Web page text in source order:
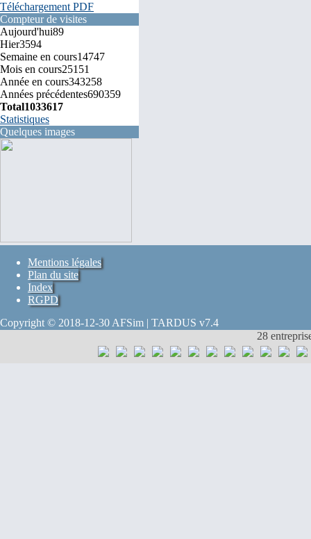
Téléchargement PDF
Compteur de visites
Aujourd'hui89
Hier3594
Semaine en cours14747
Mois en cours25151
Année en cours343258
Années précédentes690359
Total1033617
Statistiques
Quelques images
Mentions légales
Plan du site
Index
RGPD
Copyright © 2018-12-30 AFSim | TARDUS v7.4
28